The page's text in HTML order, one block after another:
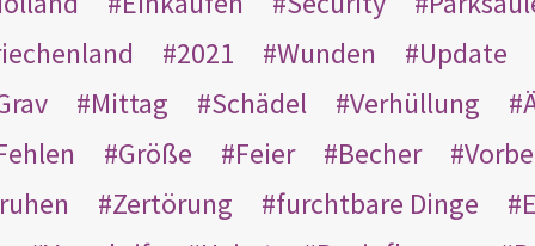
2021 Wunden
Update
Mittag Schädel Verhüllung
Größe Feier Becher
Zertörung furchtbare Dinge